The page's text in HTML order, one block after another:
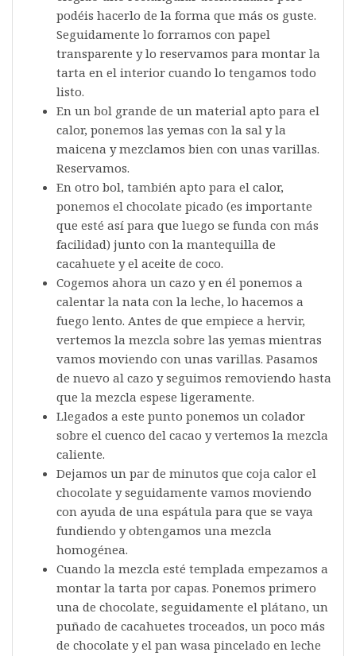
podéis hacerlo de la forma que más os guste.
Seguidamente lo forramos con papel
transparente y lo reservamos para montar la
tarta en el interior cuando lo tengamos todo
listo.
En un bol grande de un material apto para el
calor, ponemos las yemas con la sal y la
maicena y mezclamos bien con unas varillas.
Reservamos.
En otro bol, también apto para el calor,
ponemos el chocolate picado (es importante
que esté así para que luego se funda con más
facilidad) junto con la mantequilla de
cacahuete y el aceite de coco.
Cogemos ahora un cazo y en él ponemos a
calentar la nata con la leche, lo hacemos a
fuego lento. Antes de que empiece a hervir,
vertemos la mezcla sobre las yemas mientras
vamos moviendo con unas varillas. Pasamos
de nuevo al cazo y seguimos removiendo hasta
que la mezcla espese ligeramente.
Llegados a este punto ponemos un colador
sobre el cuenco del cacao y vertemos la mezcla
caliente.
Dejamos un par de minutos que coja calor el
chocolate y seguidamente vamos moviendo
con ayuda de una espátula para que se vaya
fundiendo y obtengamos una mezcla
homogénea.
Cuando la mezcla esté templada empezamos a
montar la tarta por capas. Ponemos primero
una de chocolate, seguidamente el plátano, un
puñado de cacahuetes troceados, un poco más
de chocolate y el pan wasa pincelado en leche